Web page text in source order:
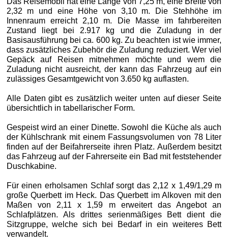
2,32 m und eine Höhe von 3,10 m. Die Stehhöhe im
Innenraum erreicht 2,10 m. Die Masse im fahrbereiten
Zustand liegt bei 2.917 kg und die Zuladung in der
Basisausführung bei ca. 600 kg. Zu beachten ist wie immer,
dass zusätzliches Zubehör die Zuladung reduziert. Wer viel
Gepäck auf Reisen mitnehmen möchte und wem die
Zuladung nicht ausreicht, der kann das Fahrzeug auf ein
zulässiges Gesamtgewicht von 3.650 kg auflasten.
Alle Daten gibt es zusätzlich weiter unten auf dieser Seite
übersichtlich in tabellarischer Form.
Gespeist wird an einer Dinette. Sowohl die Küche als auch
der Kühlschrank mit einem Fassungsvolumen von 78 Liter
finden auf der Beifahrerseite ihren Platz. Außerdem besitzt
das Fahrzeug auf der Fahrerseite ein Bad mit feststehender
Duschkabine.
Für einen erholsamen Schlaf sorgt das 2,12 x 1,49/1,29 m
große Querbett im Heck. Das Querbett im Alkoven mit den
Maßen von 2,11 x 1,59 m erweitert das Angebot an
Schlafplätzen. Als drittes serienmäßiges Bett dient die
Sitzgruppe, welche sich bei Bedarf in ein weiteres Bett
verwandelt.